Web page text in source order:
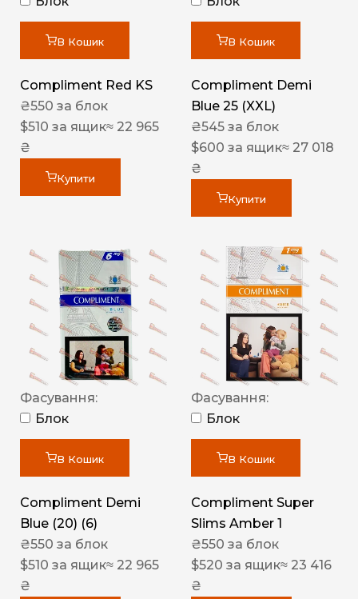
В Кошик
Compliment Red KS
₴550 за блок
$510 за ящик≈ 22 965
₴
Купити
В Кошик
Compliment Demi
Blue 25 (XXL)
₴545 за блок
$600 за ящик≈ 27 018
₴
Купити
Фасування:
Блок
В Кошик
Compliment Demi
Blue (20) (6)
₴550 за блок
$510 за ящик≈ 22 965
₴
Фасування:
Блок
В Кошик
Compliment Super
Slims Amber 1
₴550 за блок
$520 за ящик≈ 23 416
₴